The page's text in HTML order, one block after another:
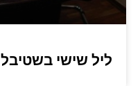
ליל שישי בשטיבל #29